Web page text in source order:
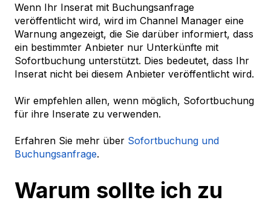
Wenn Ihr Inserat mit Buchungsanfrage
veröffentlicht wird, wird im Channel Manager eine
Warnung angezeigt, die Sie darüber informiert, dass
ein bestimmter Anbieter nur Unterkünfte mit
Sofortbuchung unterstützt. Dies bedeutet, dass Ihr
Inserat nicht bei diesem Anbieter veröffentlicht wird.
Wir empfehlen allen, wenn möglich, Sofortbuchung
für ihre Inserate zu verwenden.
Erfahren Sie mehr über Sofortbuchung und
Buchungsanfrage.
Warum sollte ich zu